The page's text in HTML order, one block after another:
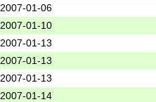
2007-01-06
2007-01-10
2007-01-13
2007-01-13
2007-01-13
2007-01-14